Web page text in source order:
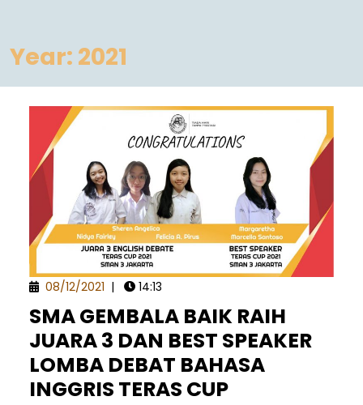
Year: 2021
08/12/2021 | 14:13
SMA GEMBALA BAIK RAIH
JUARA 3 DAN BEST SPEAKER
LOMBA DEBAT BAHASA
INGGRIS TERAS CUP